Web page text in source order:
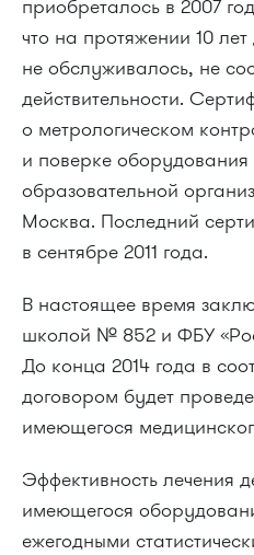
приобреталось в 2007
что на протяжении 10
не обслуживалось, не
действительности.
о метрологическом
и поверке
образовательной
Москва. Последний
в сентябре 2011 года.
В настоящее время
школой № 852 и ФБУ
До конца 2014 года в
договором будет
имеющегося
Эффективность лечения
имеющегося
ежегодными